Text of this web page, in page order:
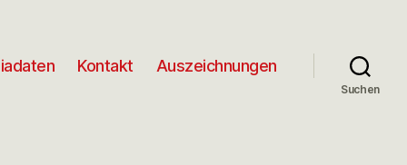
Kontakt Auszeichnungen
Suchen